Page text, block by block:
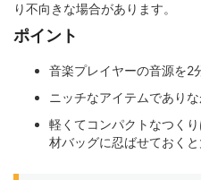
り不向きな場合があります。
ポイント
音楽プレイヤーの音源を2
ニッチなアイテムであり
軽くてコンパクトなつく
材バッグに忍ばせておく